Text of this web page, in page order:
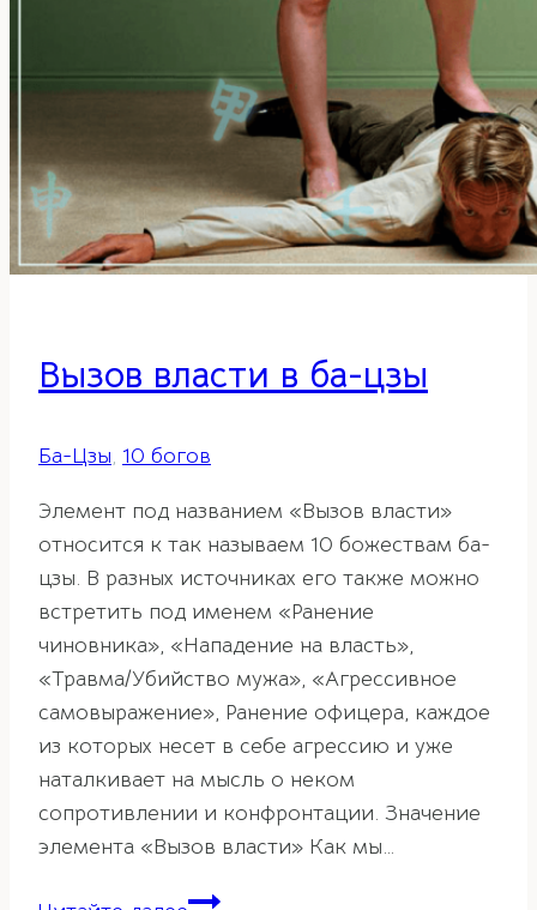
Вызов власти в ба-цзы
Ба-Цзы, 10 богов
Элемент под названием «Вызов власти»
относится к так называем 10 божествам ба-
цзы. В разных источниках его также можно
встретить под именем «Ранение
чиновника», «Нападение на власть»,
«Травма/Убийство мужа», «Агрессивное
самовыражение», Ранение офицера, каждое
из которых несет в себе агрессию и уже
наталкивает на мысль о неком
сопротивлении и конфронтации. Значение
элемента «Вызов власти» Как мы…
Вызов